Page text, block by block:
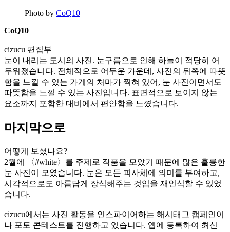
Photo by CoQ10
CoQ10
cizucu 편집부
눈이 내리는 도시의 사진. 눈구름으로 인해 하늘이 적당히 어
두워졌습니다. 전체적으로 어두운 가운데, 사진의 뒤쪽에 따뜻
함을 느낄 수 있는 가게의 처마가 찍혀 있어, 눈 사진이면서도
따뜻함을 느낄 수 있는 사진입니다. 표면적으로 보이지 않는
요소까지 포함한 대비에서 편안함을 느꼈습니다.
마지막으로
어떻게 보셨나요?
2월에 〈#white〉를 주제로 작품을 모았기 때문에 많은 훌륭한
눈 사진이 모였습니다. 눈은 모든 피사체에 의미를 부여하고,
시각적으로도 아름답게 장식해주는 것임을 재인식할 수 있었
습니다.
cizucu에서는 사진 활동을 인스파이어하는 해시태그 캠페인이
나 포토 콘테스트를 진행하고 있습니다. 앱에 등록하여 최신